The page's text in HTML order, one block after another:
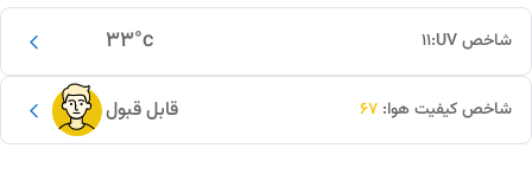
33°c شاخص UV: 11
قابل قبول شاخص کیفیت هوا: 67